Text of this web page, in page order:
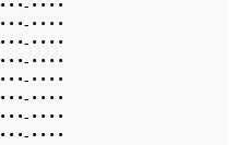
• • •- • • • •
• • •- • • • •
• • •- • • • •
• • •- • • • •
• • •- • • • •
• • •- • • • •
• • •- • • • •
• • •- • • • •